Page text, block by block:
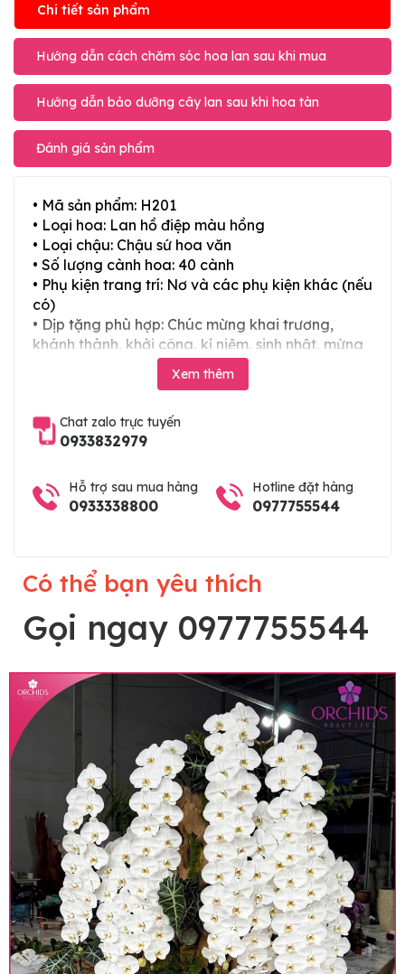
Chi tiết sản phẩm
Hướng dẫn cách chăm sóc hoa lan sau khi mua
Hướng dẫn bảo dưỡng cây lan sau khi hoa tàn
Đánh giá sản phẩm
• Mã sản phẩm: H201
• Loại hoa: Lan hồ điệp màu hồng
• Loại chậu: Chậu sứ hoa văn
• Số lượng cành hoa: 40 cành
• Phụ kiện trang trí: Nơ và các phụ kiện khác (nếu
có)
• Dịp tặng phù hợp: Chúc mừng khai trương,
khánh thành, khởi công, kỉ niệm, sinh nhật, mừng
thọ, mừng cưới, tân gia và các ngày lễ tết trong
Lưu ý trước khi đặt hàng
• Về cây hoa: Một chậu hoa lan hồ điệp đẹp và
hoàn chỉnh sẽ được phối ghép từ nhiều cây hoa
và tạo dáng hoàn toàn thủ công nên có thể sẽ
khác nhau đôi chút giữa sản phẩm thực tế và
Xem thêm
Chat zalo trực tuyến
0933832979
Hỗ trợ sau mua hàng
0933338800
Hotline đặt hàng
0977755544
Có thể bạn yêu thích
Gọi ngay 0977755544